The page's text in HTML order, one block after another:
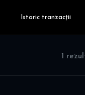
Istoric tranzacții
1